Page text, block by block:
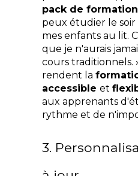
pack de
peux étudier le soir
mes enfants au lit.
que je n'aurais
cours traditionnels.
rendent la
accessible et
aux apprenants
rythme et de
3.